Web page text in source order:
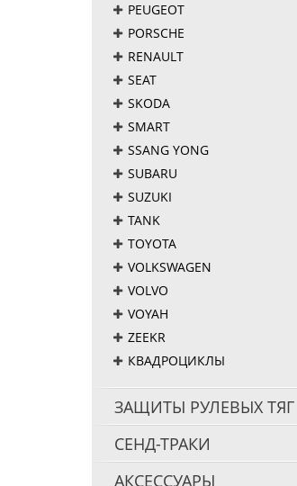
PEUGEOT
PORSCHE
RENAULT
SEAT
SKODA
SMART
SSANG YONG
SUBARU
SUZUKI
TANK
TOYOTA
VOLKSWAGEN
VOLVO
VOYAH
ZEEKR
КВАДРОЦИКЛЫ
ЗАЩИТЫ РУЛЕВЫХ ТЯГ
СЕНД-ТРАКИ
АКСЕССУАРЫ